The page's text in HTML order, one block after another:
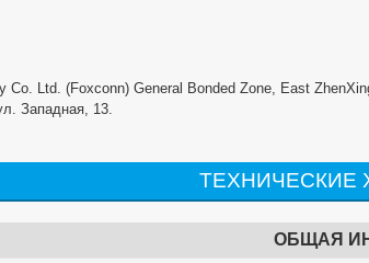
Co. Ltd. (Foxconn) General Bonded Zone, East
Западная, 13.
ТЕХНИЧЕСКИЕ
ОБЩАЯ